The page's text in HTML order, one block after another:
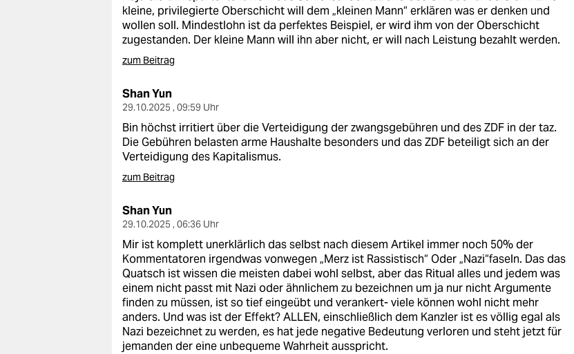
fragen & hilfe
unterstützen
genossenschaft
epaper login
kleine, privilegierte Oberschicht will dem „kleinen Mann“ erklären was er denken und
wollen soll. Mindestlohn ist da perfektes Beispiel, er wird ihm von der Oberschicht
zugestanden. Der kleine Mann will ihn aber nicht, er will nach Leistung bezahlt werden.
zum Beitrag
Shan Yun
29.10.2025 , 09:59 Uhr
Bin höchst irritiert über die Verteidigung der zwangsgebühren und des ZDF in der taz.
Die Gebühren belasten arme Haushalte besonders und das ZDF beteiligt sich an der
Verteidigung des Kapitalismus.
zum Beitrag
Shan Yun
29.10.2025 , 06:36 Uhr
Mir ist komplett unerklärlich das selbst nach diesem Artikel immer noch 50% der
Kommentatoren irgendwas vonwegen „Merz ist Rassistisch“ Oder „Nazi“faseln. Das das
Quatsch ist wissen die meisten dabei wohl selbst, aber das Ritual alles und jedem was
einem nicht passt mit Nazi oder ähnlichem zu bezeichnen um ja nur nicht Argumente
finden zu müssen, ist so tief eingeübt und verankert- viele können wohl nicht mehr
anders. Und was ist der Effekt? ALLEN, einschließlich dem Kanzler ist es völlig egal als
Nazi bezeichnet zu werden, es hat jede negative Bedeutung verloren und steht jetzt für
jemanden der eine unbequeme Wahrheit ausspricht.